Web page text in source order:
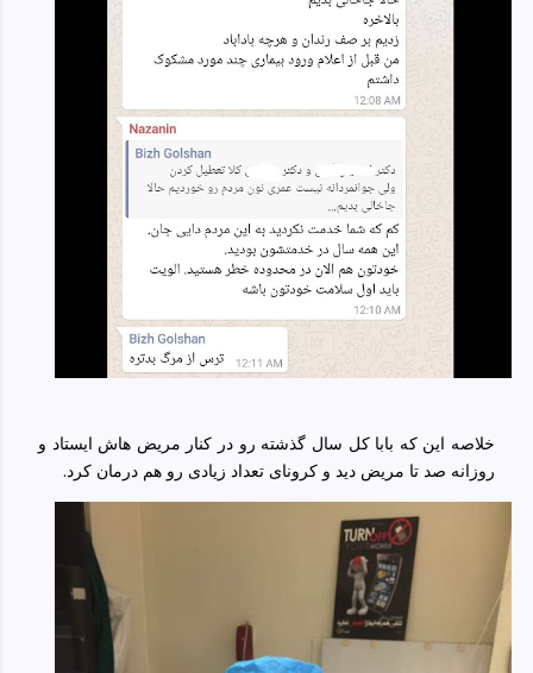
خلاصه این که بابا کل سال گذشته رو در کنار مریض هاش ایستاد و
روزانه صد تا مریض دید و کرونای تعداد زیادی رو هم درمان کرد.